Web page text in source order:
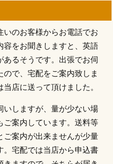
いのお客様からお電話でお
容をお聞きしますと、英語
るそうです。出張でお伺
で、宅配をご案内致しま
店に送って頂けました。
いしますが、量が少ない場
ご案内しています。送料等
ご案内が出来ませんが少量
。宅配では当店から申込書